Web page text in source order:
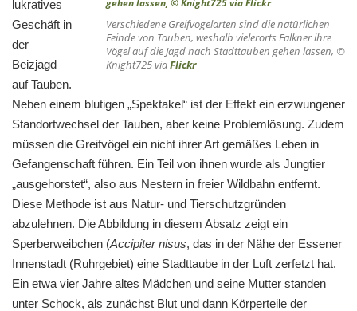
Verschiedene Greifvogelarten sind die natürlichen
Feinde von Tauben, weshalb vielerorts Falkner ihre
Vögel auf die Jagd nach Stadttauben gehen lassen, ©
Knight725 viaFlickr
lukratives
Geschäft in
der
Beizjagd
auf Tauben.
Neben einem blutigen „Spektakel“ ist der Effekt ein erzwungener
Standortwechsel der Tauben, aber keine Problemlösung. Zudem
müssen die Greifvögel ein nicht ihrer Art gemäßes Leben in
Gefangenschaft führen. Ein Teil von ihnen wurde als Jungtier
„ausgehorstet“, also aus Nestern in freier Wildbahn entfernt.
Diese Methode ist aus Natur- und Tierschutzgründen
abzulehnen. Die Abbildung in diesem Absatz zeigt ein
Sperberweibchen (Accipiter nisus, das in der Nähe der Essener
Innenstadt (Ruhrgebiet) eine Stadttaube in der Luft zerfetzt hat.
Ein etwa vier Jahre altes Mädchen und seine Mutter standen
unter Schock, als zunächst Blut und dann Körperteile der